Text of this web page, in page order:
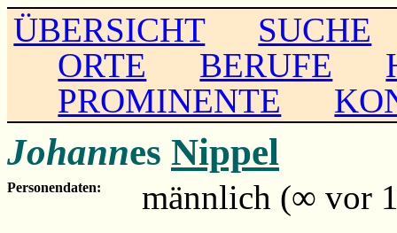
ÜBERSICHT
SUCHE
ORTE
BERUFE
PROMINENTE
Johannes Nippel
Personendaten: männlich (∞ vor